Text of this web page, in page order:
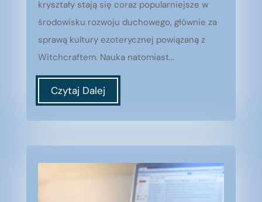
kryształy stają się coraz popularniejsze w
środowisku rozwoju duchowego, głównie za
sprawą kultury ezoterycznej powiązaną z
Witchcraftem. Nauka natomiast...
Czytaj Dalej